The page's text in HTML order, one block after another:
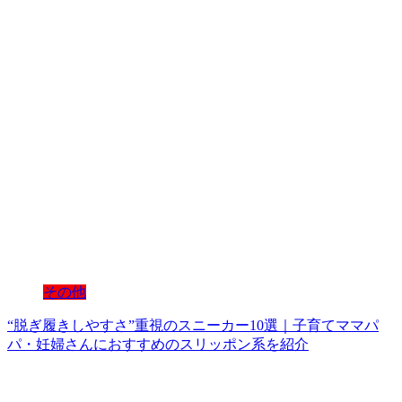
その他
“脱ぎ履きしやすさ”重視のスニーカー10選｜子育てママパ
パ・妊婦さんにおすすめのスリッポン系を紹介